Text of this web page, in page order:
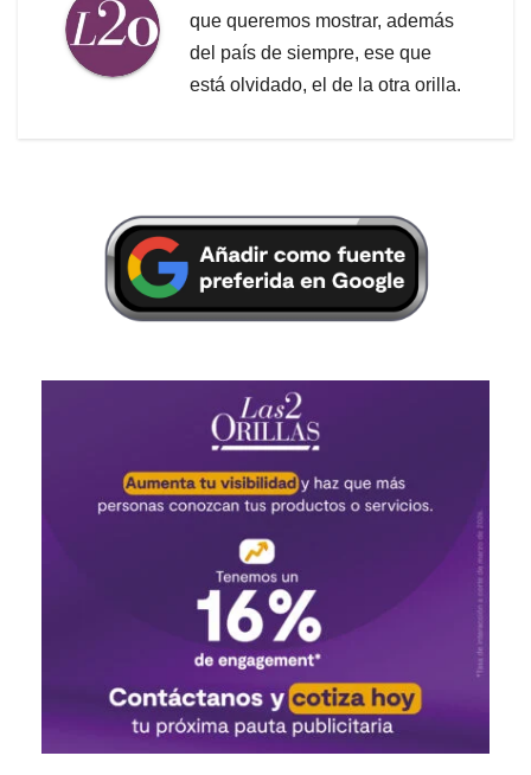
que queremos mostrar, además
del país de siempre, ese que
está olvidado, el de la otra orilla.